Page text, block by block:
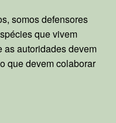
somos defensores
que vivem
as autoridades devem
que devem colaborar